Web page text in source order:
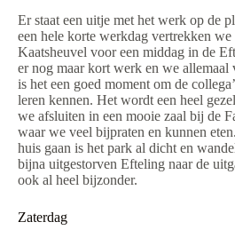
Er staat een uitje met het werk op de
een hele korte werkdag vertrekken
Kaatsheuvel voor een middag in de
er nog maar kort werk en we allemaal
is het een goed moment om de
leren kennen. Het wordt een heel
we afsluiten in een mooie zaal bij de
waar we veel bijpraten en kunnen
huis gaan is het park al dicht en
bijna uitgestorven Efteling naar de
ook al heel bijzonder.
Zaterdag